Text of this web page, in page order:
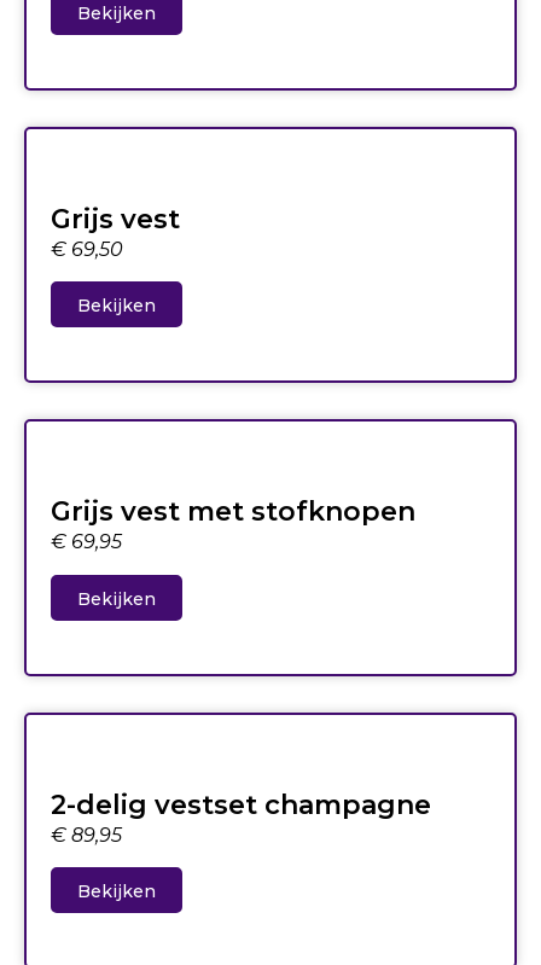
Bekijken
Grijs vest
€ 69,50
Bekijken
Grijs vest met stofknopen
€ 69,95
Bekijken
2-delig vestset champagne
€ 89,95
Bekijken